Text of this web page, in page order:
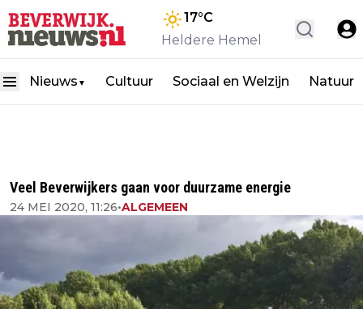
17°C
Heldere Hemel
Nieuws ▼ Cultuur Sociaal en Welzijn Natuur
Veel Beverwijkers gaan voor duurzame energie
24 MEI 2020, 11:26•ALGEMEEN